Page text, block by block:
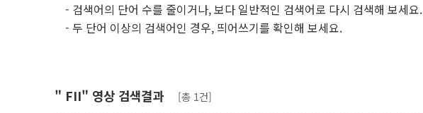
- 검색어의 단어 수를 줄이거나, 보다 일반적인 검색어로 다시 검색해 보세요.
- 두 단어 이상의 검색어인 경우, 띄어쓰기를 확인해 보세요.
" FII" 영상 검색결과 [총 1건]